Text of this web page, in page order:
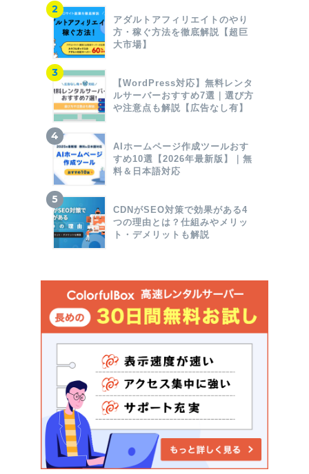
アダルトアフィリエイトのやり
方・稼ぐ方法を徹底解説【超巨
大市場】
【WordPress対応】無料レンタ
ルサーバーおすすめ7選｜選び方
や注意点も解説【広告なし有】
AIホームページ作成ツールおす
すめ10選【2026年最新版】｜無
料＆日本語対応
CDNがSEO対策で効果がある4
つの理由とは？仕組みやメリッ
ト・デメリットも解説